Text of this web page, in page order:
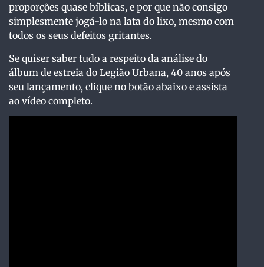
proporções quase bíblicas, e por que não consigo
simplesmente jogá-lo na lata do lixo, mesmo com
todos os seus defeitos gritantes.
Se quiser saber tudo a respeito da análise do
álbum de estreia do Legião Urbana, 40 anos após
seu lançamento, clique no botão abaixo e assista
ao vídeo completo.